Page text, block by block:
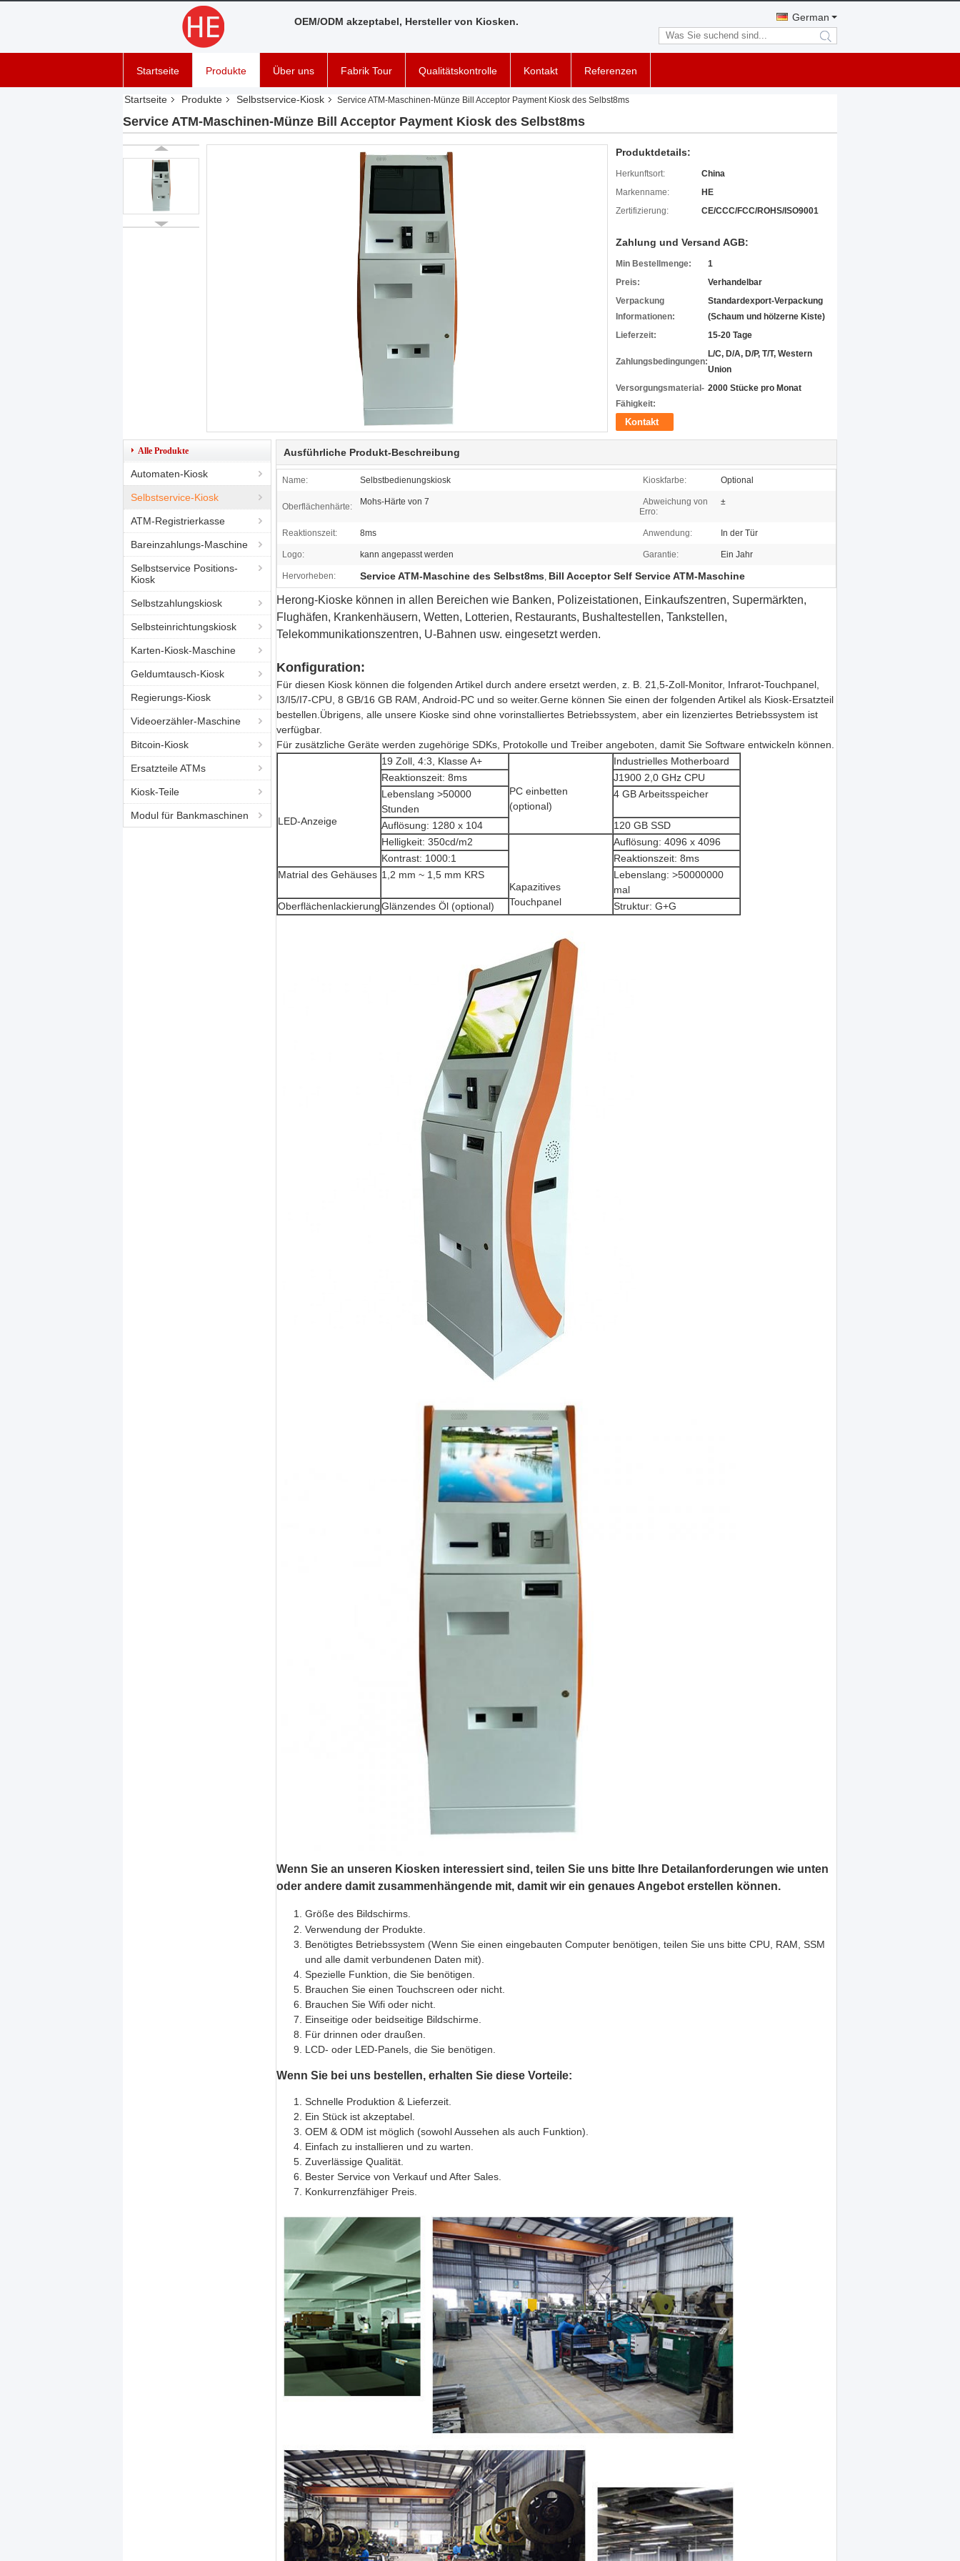
OEM/ODM akzeptabel, Hersteller von Kiosken. German
search
Startseite Produkte Über uns Fabrik Tour Qualitätskontrolle Kontakt Referenzen
Startseite Produkte Selbstservice-Kiosk Service ATM-Maschinen-Münze Bill Acceptor Payment Kiosk des Selbst8ms
Service ATM-Maschinen-Münze Bill Acceptor Payment Kiosk des Selbst8ms
Produktdetails:
Herkunftsort:
China
Markenname:
HE
Zertifizierung:
CE/CCC/FCC/ROHS/ISO9001
Zahlung und Versand AGB:
Min Bestellmenge:
1
Preis:
Verhandelbar
Verpackung
Informationen:
Standardexport-Verpackung
(Schaum und hölzerne Kiste)
Lieferzeit:
15-20 Tage
Zahlungsbedingungen:
L/C, D/A, D/P, T/T, Western
Union
Versorgungsmaterial-
Fähigkeit:
2000 Stücke pro Monat
Kontakt
Alle Produkte
Automaten-Kiosk
Selbstservice-Kiosk
ATM-Registrierkasse
Bareinzahlungs-Maschine
Selbstservice Positions-
Kiosk
Selbstzahlungskiosk
Selbsteinrichtungskiosk
Karten-Kiosk-Maschine
Geldumtausch-Kiosk
Regierungs-Kiosk
Videoerzähler-Maschine
Bitcoin-Kiosk
Ersatzteile ATMs
Kiosk-Teile
Modul für Bankmaschinen
Ausführliche Produkt-Beschreibung
Name: Selbstbedienungskiosk Kioskfarbe: Optional
Oberflächenhärte: Mohs-Härte von 7
Abweichung von
Erro:
±
Reaktionszeit: 8ms Anwendung: In der Tür
Logo: kann angepasst werden Garantie: Ein Jahr
Hervorheben: Service ATM-Maschine des Selbst8ms, Bill Acceptor Self Service ATM-Maschine
Herong-Kioske können in allen Bereichen wie Banken, Polizeistationen, Einkaufszentren, Supermärkten,
Flughäfen, Krankenhäusern, Wetten, Lotterien, Restaurants, Bushaltestellen, Tankstellen,
Telekommunikationszentren, U-Bahnen usw. eingesetzt werden.
Konfiguration:
Für diesen Kiosk können die folgenden Artikel durch andere ersetzt werden, z. B. 21,5-Zoll-Monitor, Infrarot-Touchpanel,
I3/I5/I7-CPU, 8 GB/16 GB RAM, Android-PC und so weiter.Gerne können Sie einen der folgenden Artikel als Kiosk-Ersatzteil
bestellen.Übrigens, alle unsere Kioske sind ohne vorinstalliertes Betriebssystem, aber ein lizenziertes Betriebssystem ist
verfügbar.
Für zusätzliche Geräte werden zugehörige SDKs, Protokolle und Treiber angeboten, damit Sie Software entwickeln können.
LED-Anzeige
19 Zoll, 4:3, Klasse A+
PC einbetten
(optional)
Industrielles Motherboard
Reaktionszeit: 8ms
J1900 2,0 GHz CPU
Lebenslang >50000
Stunden
4 GB Arbeitsspeicher
Auflösung: 1280 x 104
120 GB SSD
Helligkeit: 350cd/m2
Kapazitives
Touchpanel
Auflösung: 4096 x 4096
Kontrast: 1000:1
Reaktionszeit: 8ms
Matrial des Gehäuses 1,2 mm ~ 1,5 mm KRS
Lebenslang: >50000000
mal
OberflächenlackierungGlänzendes Öl (optional) Struktur: G+G
Wenn Sie an unseren Kiosken interessiert sind, teilen Sie uns bitte Ihre Detailanforderungen wie unten
oder andere damit zusammenhängende mit, damit wir ein genaues Angebot erstellen können.
Größe des Bildschirms.
Verwendung der Produkte.
Benötigtes Betriebssystem (Wenn Sie einen eingebauten Computer benötigen, teilen Sie uns bitte CPU, RAM, SSM
und alle damit verbundenen Daten mit).
Spezielle Funktion, die Sie benötigen.
Brauchen Sie einen Touchscreen oder nicht.
Brauchen Sie Wifi oder nicht.
Einseitige oder beidseitige Bildschirme.
Für drinnen oder draußen.
LCD- oder LED-Panels, die Sie benötigen.
Wenn Sie bei uns bestellen, erhalten Sie diese Vorteile:
Schnelle Produktion & Lieferzeit.
Ein Stück ist akzeptabel.
OEM & ODM ist möglich (sowohl Aussehen als auch Funktion).
Einfach zu installieren und zu warten.
Zuverlässige Qualität.
Bester Service von Verkauf und After Sales.
Konkurrenzfähiger Preis.